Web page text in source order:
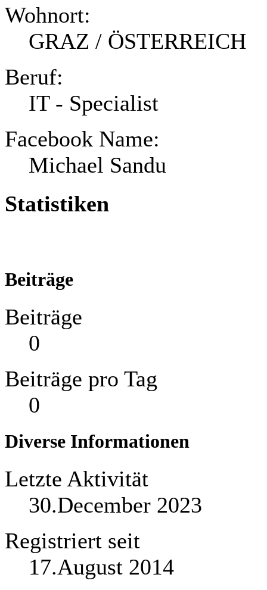
Wohnort:
GRAZ / ÖSTERREICH
Beruf:
IT - Specialist
Facebook Name:
Michael Sandu
Statistiken
Beiträge
Beiträge
0
Beiträge pro Tag
0
Diverse Informationen
Letzte Aktivität
30.December 2023
Registriert seit
17.August 2014